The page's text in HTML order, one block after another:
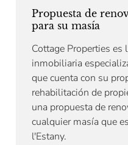
Propuesta de
para su masía
Cottage Properties es
inmobiliaria
que cuenta con su
rehabilitación de
una propuesta de
cualquier masía que
l'Estany.